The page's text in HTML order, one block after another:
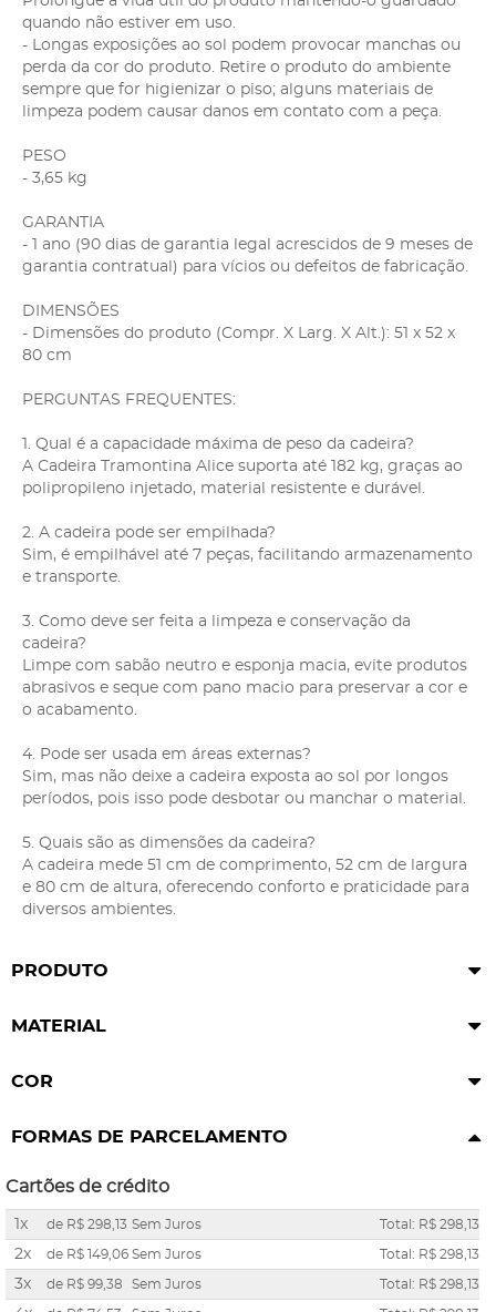
quando não estiver em uso.
- Longas exposições ao sol podem provocar manchas ou
perda da cor do produto. Retire o produto do ambiente
sempre que for higienizar o piso; alguns materiais de
limpeza podem causar danos em contato com a peça.
PESO
- 3,65 kg
GARANTIA
- 1 ano (90 dias de garantia legal acrescidos de 9 meses de
garantia contratual) para vícios ou defeitos de fabricação.
DIMENSÕES
- Dimensões do produto (Compr. X Larg. X Alt.): 51 x 52 x
80 cm
PERGUNTAS FREQUENTES:
1. Qual é a capacidade máxima de peso da cadeira?
A Cadeira Tramontina Alice suporta até 182 kg, graças ao
polipropileno injetado, material resistente e durável.
2. A cadeira pode ser empilhada?
Sim, é empilhável até 7 peças, facilitando armazenamento
e transporte.
3. Como deve ser feita a limpeza e conservação da
cadeira?
Limpe com sabão neutro e esponja macia, evite produtos
abrasivos e seque com pano macio para preservar a cor e
o acabamento.
4. Pode ser usada em áreas externas?
Sim, mas não deixe a cadeira exposta ao sol por longos
períodos, pois isso pode desbotar ou manchar o material.
5. Quais são as dimensões da cadeira?
A cadeira mede 51 cm de comprimento, 52 cm de largura
e 80 cm de altura, oferecendo conforto e praticidade para
diversos ambientes.
PRODUTO
MATERIAL
COR
FORMAS DE PARCELAMENTO
Cartões de crédito
1x de R$ 298,13 Sem Juros Total: R$ 298,13
2x de R$ 149,06 Sem Juros Total: R$ 298,13
3x de R$ 99,38 Sem Juros Total: R$ 298,13